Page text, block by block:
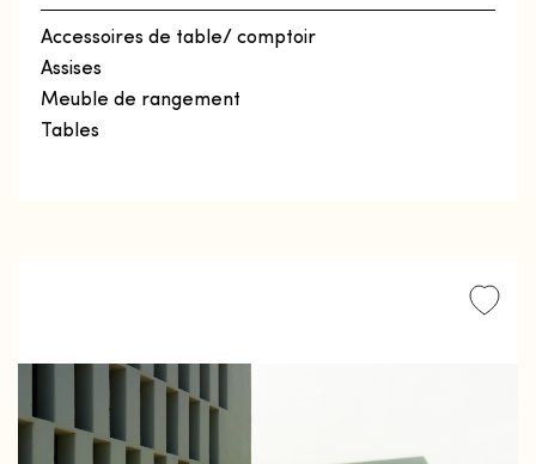
Accessoires de table/ comptoir
Assises
Meuble de rangement
Tables